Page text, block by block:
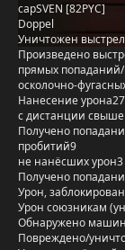
capSVEN [82PYC]
Doppel
Уничтожен
Произведено
прямых
осколочно-
Нанесение урона
с дистанции
Получено
пробитий9
не нанёсших урон3
Получено
Урон,
Урон союзникам
Обнаружено
Повреждено/